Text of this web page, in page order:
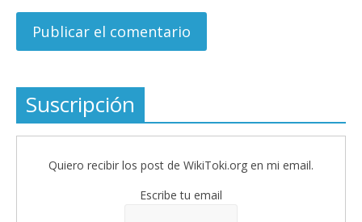
Suscripción
Quiero recibir los post de WikiToki.org en mi email.
Escribe tu email